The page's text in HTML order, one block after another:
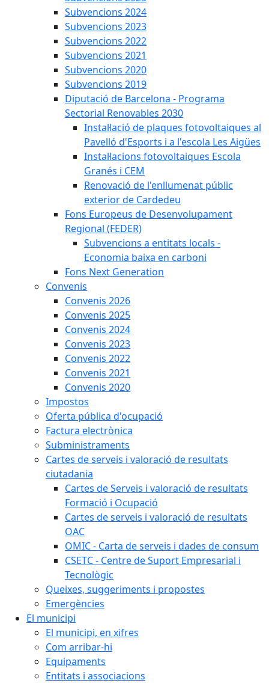
Subvencions 2024
Subvencions 2023
Subvencions 2022
Subvencions 2021
Subvencions 2020
Subvencions 2019
Diputació de Barcelona - Programa
Sectorial Renovables 2030
Instal·lació de plaques fotovoltaiques al
Pavelló d'Esports i a l'escola Les Aigües
Instal·lacions fotovoltaiques Escola
Granés i CEM
Renovació de l'enllumenat públic
exterior de Cardedeu
Fons Europeus de Desenvolupament
Regional (FEDER)
Subvencions a entitats locals -
Economia baixa en carboni
Fons Next Generation
Convenis
Convenis 2026
Convenis 2025
Convenis 2024
Convenis 2023
Convenis 2022
Convenis 2021
Convenis 2020
Impostos
Oferta pública d'ocupació
Factura electrònica
Subministraments
Cartes de serveis i valoració de resultats
ciutadania
Cartes de Serveis i valoració de resultats
Formació i Ocupació
Cartes de serveis i valoració de resultats
OAC
OMIC - Carta de serveis i dades de consum
CSETC - Centre de Suport Empresarial i
Tecnològic
Queixes, suggeriments i propostes
Emergències
El municipi
El municipi, en xifres
Com arribar-hi
Equipaments
Entitats i associacions